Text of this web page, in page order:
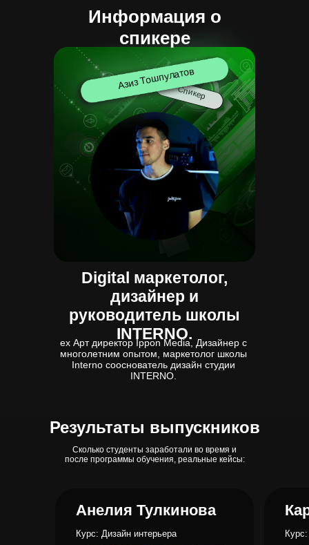
Спикер
Digital маркетолог,
дизайнер и
руководитель школы
INTERNO.
ex Арт директор Ippon Media, Дизайнер с
многолетним опытом, маркетолог школы
Interno cооснователь дизайн студии
INTERNO.
Азиз Тошпулатов
Информация о
спикере
Результаты выпускников
Сколько студенты заработали во время и
после программы обучения, реальные кейсы:
Анелия Тулкинова
Курс: Дизайн интерьера